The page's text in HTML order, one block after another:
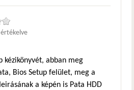
értékelve
kézikönyvét, abban meg
Bios Setup felület, meg a
a képén is Pata HDD